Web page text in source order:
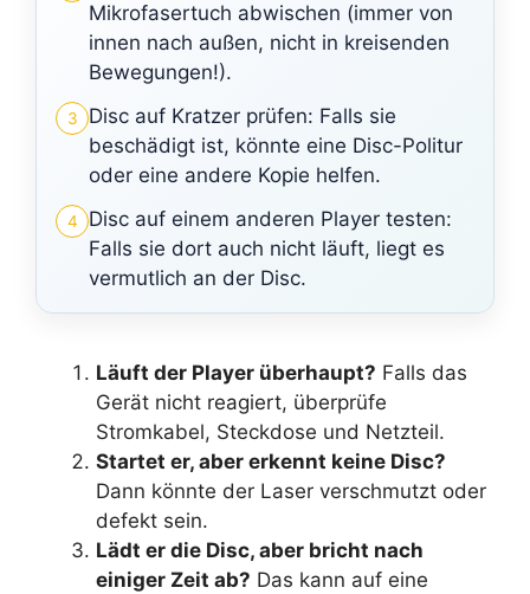
Mikrofasertuch abwischen (immer von
innen nach außen, nicht in kreisenden
Bewegungen!).
3
Disc auf Kratzer prüfen: Falls sie
beschädigt ist, könnte eine Disc-Politur
oder eine andere Kopie helfen.
4
Disc auf einem anderen Player testen:
Falls sie dort auch nicht läuft, liegt es
vermutlich an der Disc.
Läuft der Player überhaupt? Falls das
Gerät nicht reagiert, überprüfe
Stromkabel, Steckdose und Netzteil.
Startet er, aber erkennt keine Disc?
Dann könnte der Laser verschmutzt oder
defekt sein.
Lädt er die Disc, aber bricht nach
einiger Zeit ab? Das kann auf eine